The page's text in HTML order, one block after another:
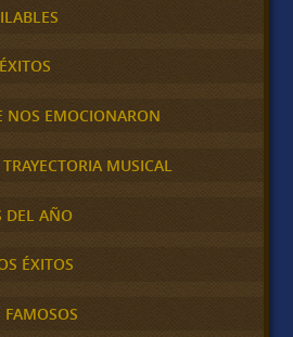
NOS EMOCIONARON
MUSICAL
DEL AÑO
ÉXITOS